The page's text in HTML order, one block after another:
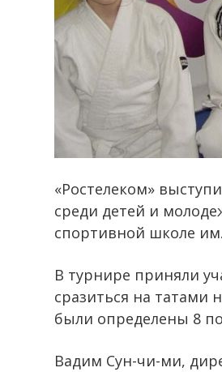
«Ростелеком»
среди детей и
спортивной школе
В турнире приняли
сразиться на
были определены 8
Вадим Сун-чи-ми,